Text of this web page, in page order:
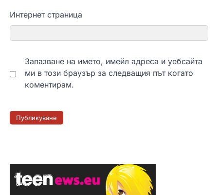
Интернет страница
Запазване на името, имейл адреса и уебсайта
ми в този браузър за следващия път когато
коментирам.